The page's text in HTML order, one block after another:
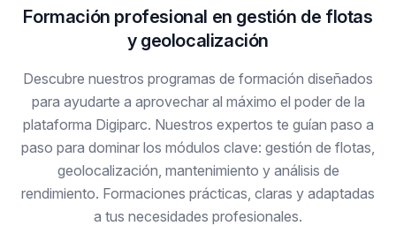
Formación profesional en gestión de flotas
y geolocalización
Descubre nuestros programas de formación diseñados
para ayudarte a aprovechar al máximo el poder de la
plataforma Digiparc. Nuestros expertos te guían paso a
paso para dominar los módulos clave: gestión de flotas,
geolocalización, mantenimiento y análisis de
rendimiento. Formaciones prácticas, claras y adaptadas
a tus necesidades profesionales.